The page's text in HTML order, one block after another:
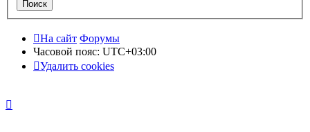
На сайт Форумы
Часовой пояс: UTC+03:00
Удалить cookies